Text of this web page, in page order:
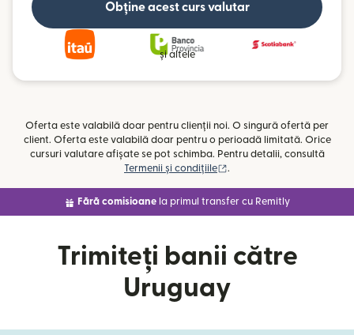
Obține acest curs valutar
și altele
Oferta este valabilă doar pentru clienții noi. O singură ofertă per
client. Oferta este valabilă doar pentru o perioadă limitată. Orice
cursuri valutare afișate se pot schimba. Pentru detalii, consultă
Termenii și condițiile
.
Fără comisioanela primul transfer cu Remitly
Trimiteți banii către
Uruguay